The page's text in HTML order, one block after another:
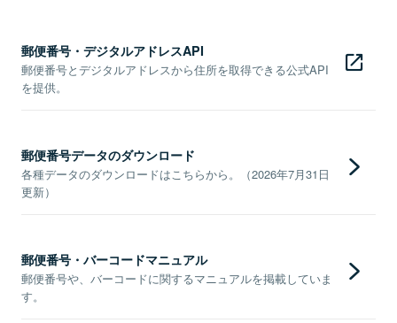
郵便番号・デジタルアドレスAPI
郵便番号とデジタルアドレスから住所を取得できる公式API
を提供。
郵便番号データのダウンロード
各種データのダウンロードはこちらから。（2026年7月31日
更新）
郵便番号・バーコードマニュアル
郵便番号や、バーコードに関するマニュアルを掲載していま
す。